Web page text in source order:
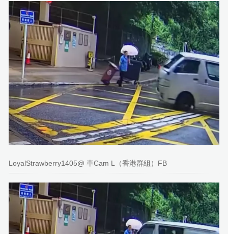
LoyalStrawberry1405@ 車Cam L（香港群組）FB